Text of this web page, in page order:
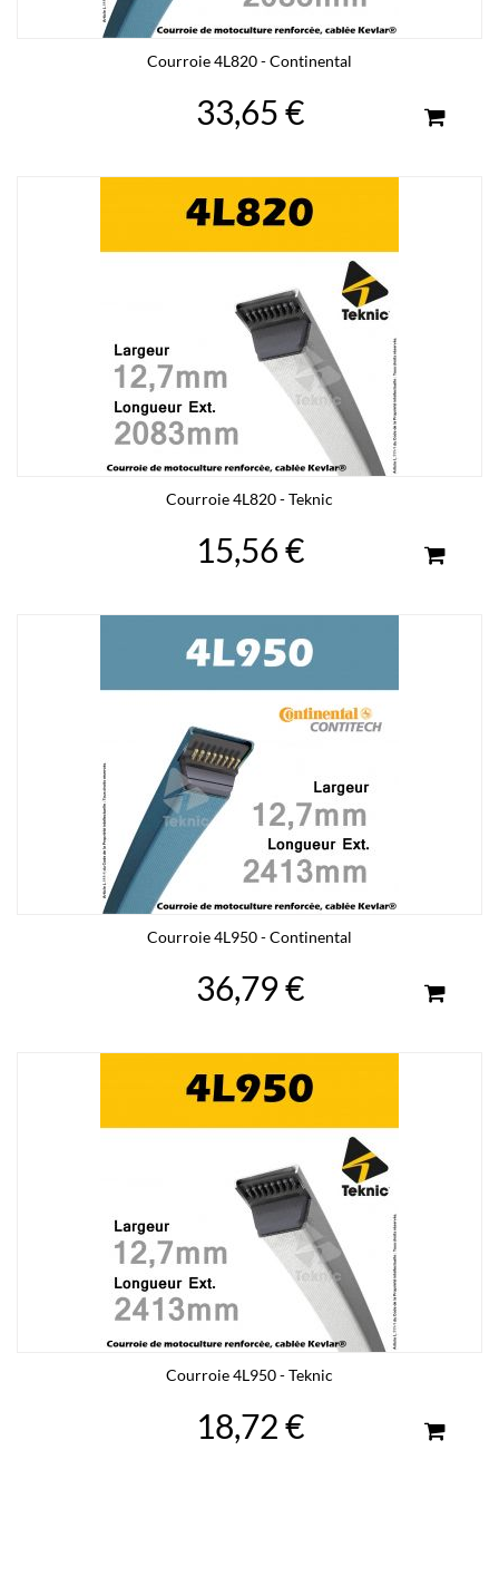
Courroie 4L820 - Continental
33,65 €
Courroie 4L820 - Teknic
15,56 €
Courroie 4L950 - Continental
36,79 €
Courroie 4L950 - Teknic
18,72 €